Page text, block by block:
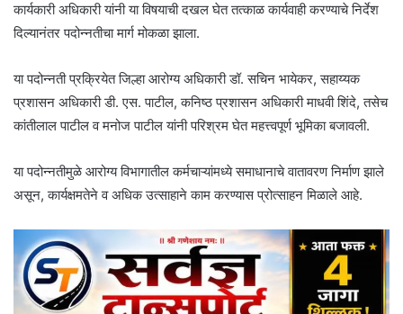
कार्यकारी अधिकारी यांनी या विषयाची दखल घेत तत्काळ कार्यवाही करण्याचे निर्देश
दिल्यानंतर पदोन्नतीचा मार्ग मोकळा झाला.
या पदोन्नती प्रक्रियेत जिल्हा आरोग्य अधिकारी डॉ. सचिन भायेकर, सहाय्यक
प्रशासन अधिकारी डी. एस. पाटील, कनिष्ठ प्रशासन अधिकारी माधवी शिंदे, तसेच
कांतीलाल पाटील व मनोज पाटील यांनी परिश्रम घेत महत्त्वपूर्ण भूमिका बजावली.
या पदोन्नतीमुळे आरोग्य विभागातील कर्मचाऱ्यांमध्ये समाधानाचे वातावरण निर्माण झाले
असून, कार्यक्षमतेने व अधिक उत्साहाने काम करण्यास प्रोत्साहन मिळाले आहे.